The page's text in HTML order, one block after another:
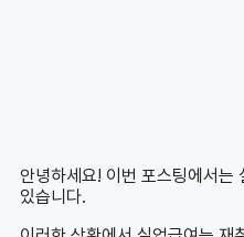
안녕하세요! 이번 포스팅에서는
있습니다.